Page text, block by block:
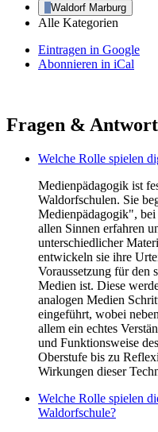
Waldorf Marburg
Alle Kategorien
Eintragen in Google
Abonnieren in iCal
Fragen &
Welche Rolle spielen
Medienpädagogik ist
Waldorfschulen. Sie
Medienpädagogik",
allen Sinnen erfahren
unterschiedlicher
entwickeln sie ihre
Voraussetzung für den
Medien ist. Diese
analogen Medien
eingeführt, wobei
allem ein echtes
und Funktionsweise
Oberstufe bis zu
Wirkungen dieser
Welche Rolle spielen
Waldorfschule?